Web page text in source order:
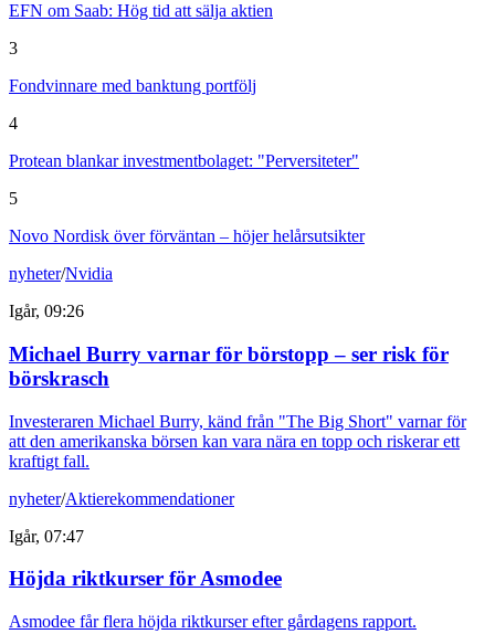
EFN om Saab: Hög tid att sälja aktien
3
Fondvinnare med banktung portfölj
4
Protean blankar investmentbolaget: "Perversiteter"
5
Novo Nordisk över förväntan – höjer helårsutsikter
nyheter/Nvidia
Igår, 09:26
Michael Burry varnar för börstopp – ser risk för
börskrasch
Investeraren Michael Burry, känd från "The Big Short" varnar för
att den amerikanska börsen kan vara nära en topp och riskerar ett
kraftigt fall.
nyheter/Aktierekommendationer
Igår, 07:47
Höjda riktkurser för Asmodee
Asmodee får flera höjda riktkurser efter gårdagens rapport.